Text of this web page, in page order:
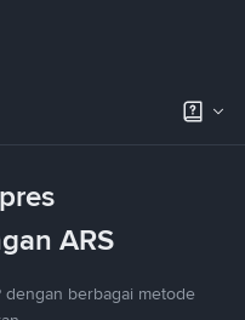
ARS
dengan berbagai metode